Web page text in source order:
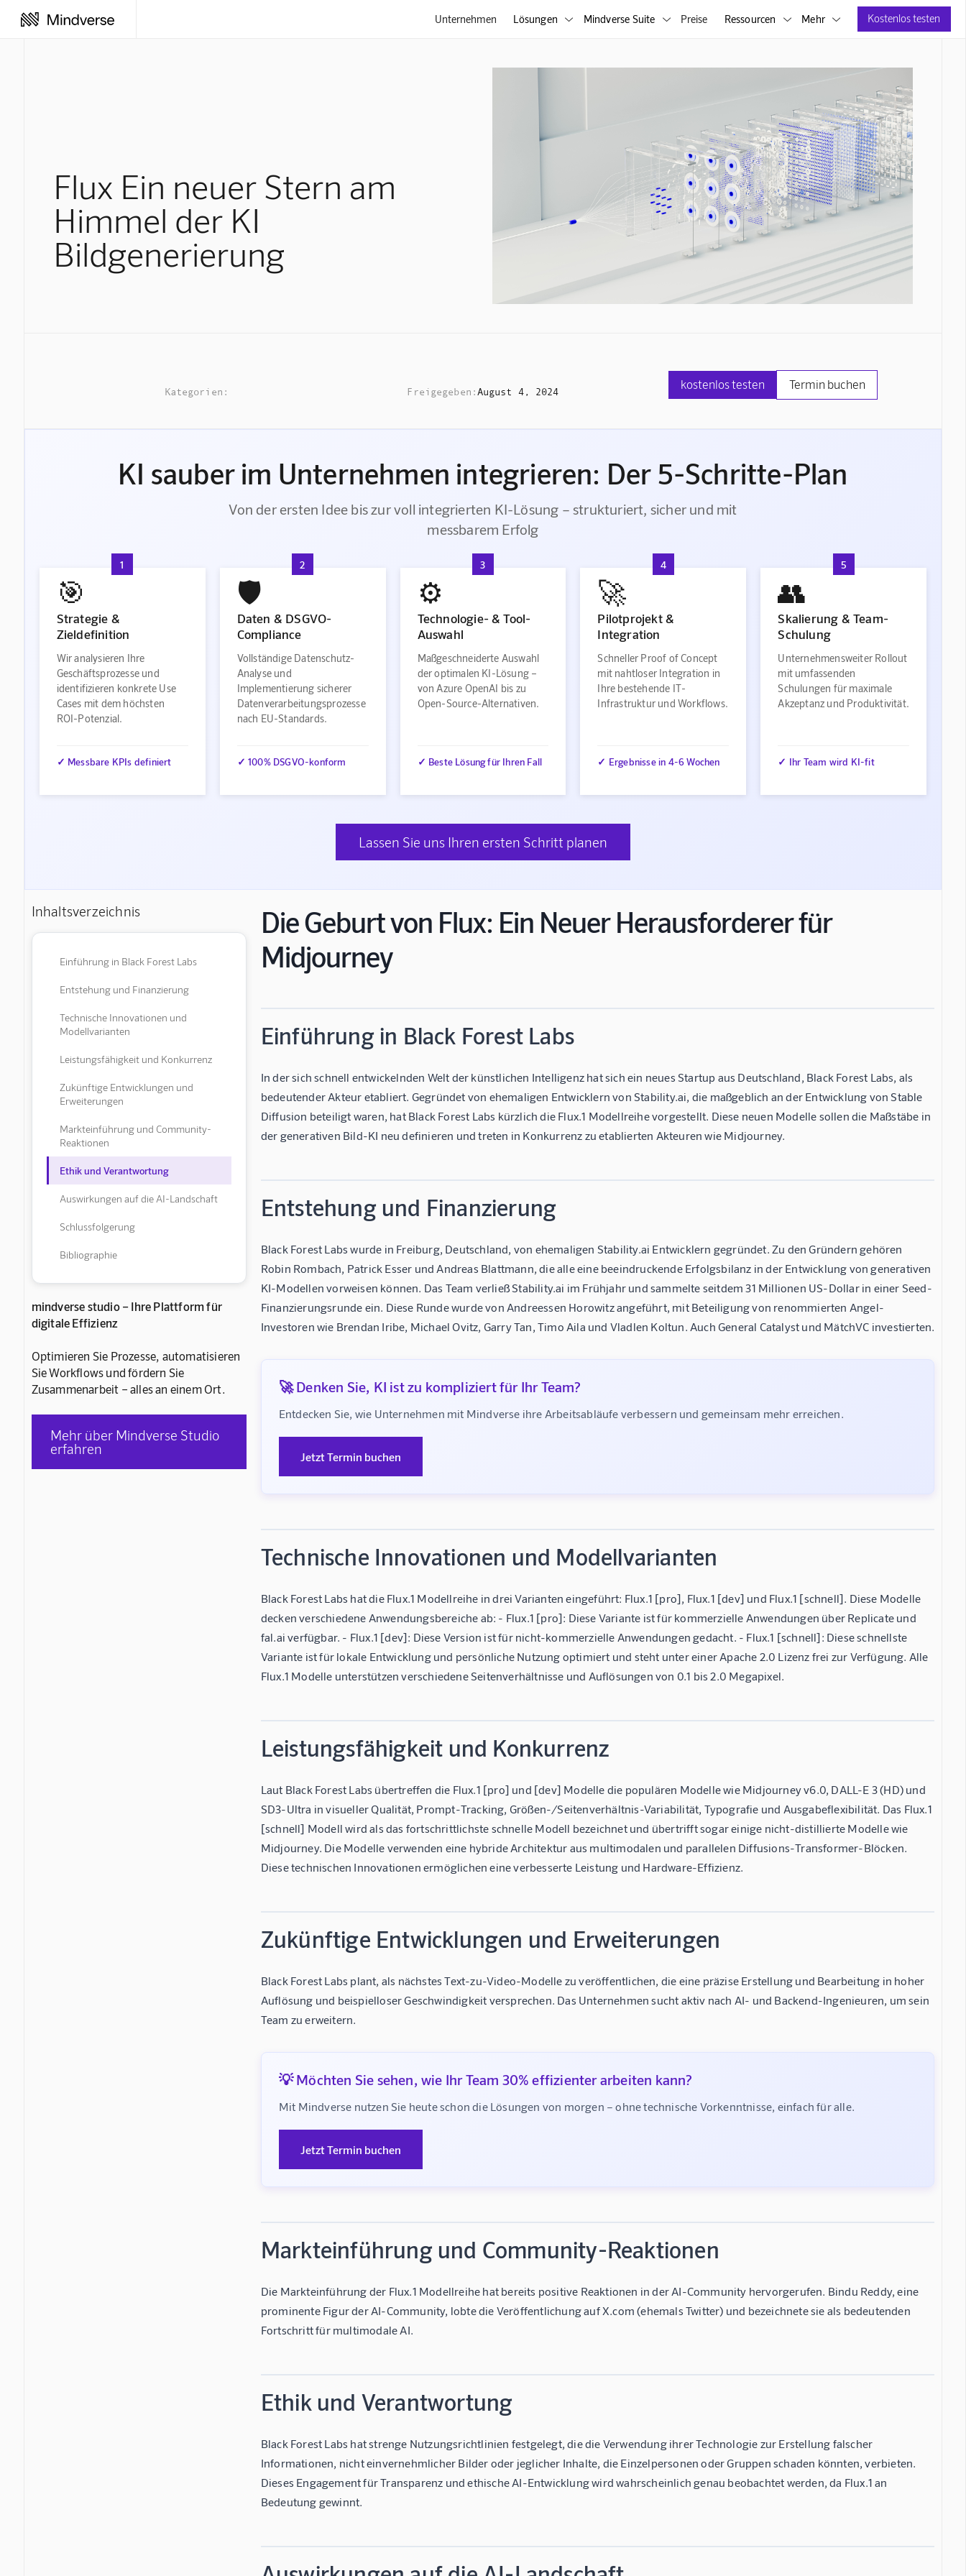
Unternehmen Lösungen  Mindverse Suite  Preise Ressourcen  Mehr  Kostenlos testen
Flux Ein neuer Stern am
Himmel der KI
Bildgenerierung
Kategorien: Freigegeben:August 4, 2024
kostenlos testen Termin buchen
KI sauber im Unternehmen integrieren: Der 5-Schritte-Plan
Von der ersten Idee bis zur voll integrierten KI-Lösung – strukturiert, sicher und mit
messbarem Erfolg
1
🎯
Strategie &
Zieldefinition
Wir analysieren Ihre
Geschäftsprozesse und
identifizieren konkrete Use
Cases mit dem höchsten
ROI-Potenzial.
✓ Messbare KPIs definiert
2
🛡️
Daten & DSGVO-
Compliance
Vollständige Datenschutz-
Analyse und
Implementierung sicherer
Datenverarbeitungsprozesse
nach EU-Standards.
✓ 100% DSGVO-konform
3
⚙️
Technologie- & Tool-
Auswahl
Maßgeschneiderte Auswahl
der optimalen KI-Lösung –
von Azure OpenAI bis zu
Open-Source-Alternativen.
✓ Beste Lösung für Ihren Fall
4
🚀
Pilotprojekt &
Integration
Schneller Proof of Concept
mit nahtloser Integration in
Ihre bestehende IT-
Infrastruktur und Workflows.
✓ Ergebnisse in 4-6 Wochen
5
👥
Skalierung & Team-
Schulung
Unternehmensweiter Rollout
mit umfassenden
Schulungen für maximale
Akzeptanz und Produktivität.
✓ Ihr Team wird KI-fit
Lassen Sie uns Ihren ersten Schritt planen
Inhaltsverzeichnis
Einführung in Black Forest Labs
Entstehung und Finanzierung
Technische Innovationen und
Modellvarianten
Leistungsfähigkeit und Konkurrenz
Zukünftige Entwicklungen und
Erweiterungen
Markteinführung und Community-
Reaktionen
Ethik und Verantwortung
Auswirkungen auf die AI-Landschaft
Schlussfolgerung
Bibliographie
mindverse studio – Ihre Plattform für
digitale Effizienz
Optimieren Sie Prozesse, automatisieren
Sie Workflows und fördern Sie
Zusammenarbeit – alles an einem Ort.
Mehr über Mindverse Studio
erfahren
Die Geburt von Flux: Ein Neuer Herausforderer für
Midjourney
Einführung in Black Forest Labs
In der sich schnell entwickelnden Welt der künstlichen Intelligenz hat sich ein neues Startup aus Deutschland, Black Forest Labs, als
bedeutender Akteur etabliert. Gegründet von ehemaligen Entwicklern von Stability.ai, die maßgeblich an der Entwicklung von Stable
Diffusion beteiligt waren, hat Black Forest Labs kürzlich die Flux.1 Modellreihe vorgestellt. Diese neuen Modelle sollen die Maßstäbe in
der generativen Bild-KI neu definieren und treten in Konkurrenz zu etablierten Akteuren wie Midjourney.
Entstehung und Finanzierung
Black Forest Labs wurde in Freiburg, Deutschland, von ehemaligen Stability.ai Entwicklern gegründet. Zu den Gründern gehören
Robin Rombach, Patrick Esser und Andreas Blattmann, die alle eine beeindruckende Erfolgsbilanz in der Entwicklung von generativen
KI-Modellen vorweisen können. Das Team verließ Stability.ai im Frühjahr und sammelte seitdem 31 Millionen US-Dollar in einer Seed-
Finanzierungsrunde ein. Diese Runde wurde von Andreessen Horowitz angeführt, mit Beteiligung von renommierten Angel-
Investoren wie Brendan Iribe, Michael Ovitz, Garry Tan, Timo Aila und Vladlen Koltun. Auch General Catalyst und MätchVC investierten.
🚀 Denken Sie, KI ist zu kompliziert für Ihr Team?
Entdecken Sie, wie Unternehmen mit Mindverse ihre Arbeitsabläufe verbessern und gemeinsam mehr erreichen.
Jetzt Termin buchen
Technische Innovationen und Modellvarianten
Black Forest Labs hat die Flux.1 Modellreihe in drei Varianten eingeführt: Flux.1 [pro], Flux.1 [dev] und Flux.1 [schnell]. Diese Modelle
decken verschiedene Anwendungsbereiche ab: - Flux.1 [pro]: Diese Variante ist für kommerzielle Anwendungen über Replicate und
fal.ai verfügbar. - Flux.1 [dev]: Diese Version ist für nicht-kommerzielle Anwendungen gedacht. - Flux.1 [schnell]: Diese schnellste
Variante ist für lokale Entwicklung und persönliche Nutzung optimiert und steht unter einer Apache 2.0 Lizenz frei zur Verfügung. Alle
Flux.1 Modelle unterstützen verschiedene Seitenverhältnisse und Auflösungen von 0.1 bis 2.0 Megapixel.
Leistungsfähigkeit und Konkurrenz
Laut Black Forest Labs übertreffen die Flux.1 [pro] und [dev] Modelle die populären Modelle wie Midjourney v6.0, DALL-E 3 (HD) und
SD3-Ultra in visueller Qualität, Prompt-Tracking, Größen-/Seitenverhältnis-Variabilität, Typografie und Ausgabeflexibilität. Das Flux.1
[schnell] Modell wird als das fortschrittlichste schnelle Modell bezeichnet und übertrifft sogar einige nicht-distillierte Modelle wie
Midjourney. Die Modelle verwenden eine hybride Architektur aus multimodalen und parallelen Diffusions-Transformer-Blöcken.
Diese technischen Innovationen ermöglichen eine verbesserte Leistung und Hardware-Effizienz.
Zukünftige Entwicklungen und Erweiterungen
Black Forest Labs plant, als nächstes Text-zu-Video-Modelle zu veröffentlichen, die eine präzise Erstellung und Bearbeitung in hoher
Auflösung und beispielloser Geschwindigkeit versprechen. Das Unternehmen sucht aktiv nach AI- und Backend-Ingenieuren, um sein
Team zu erweitern.
💡 Möchten Sie sehen, wie Ihr Team 30% effizienter arbeiten kann?
Mit Mindverse nutzen Sie heute schon die Lösungen von morgen – ohne technische Vorkenntnisse, einfach für alle.
Jetzt Termin buchen
Markteinführung und Community-Reaktionen
Die Markteinführung der Flux.1 Modellreihe hat bereits positive Reaktionen in der AI-Community hervorgerufen. Bindu Reddy, eine
prominente Figur der AI-Community, lobte die Veröffentlichung auf X.com (ehemals Twitter) und bezeichnete sie als bedeutenden
Fortschritt für multimodale AI.
Ethik und Verantwortung
Black Forest Labs hat strenge Nutzungsrichtlinien festgelegt, die die Verwendung ihrer Technologie zur Erstellung falscher
Informationen, nicht einvernehmlicher Bilder oder jeglicher Inhalte, die Einzelpersonen oder Gruppen schaden könnten, verbieten.
Dieses Engagement für Transparenz und ethische AI-Entwicklung wird wahrscheinlich genau beobachtet werden, da Flux.1 an
Bedeutung gewinnt.